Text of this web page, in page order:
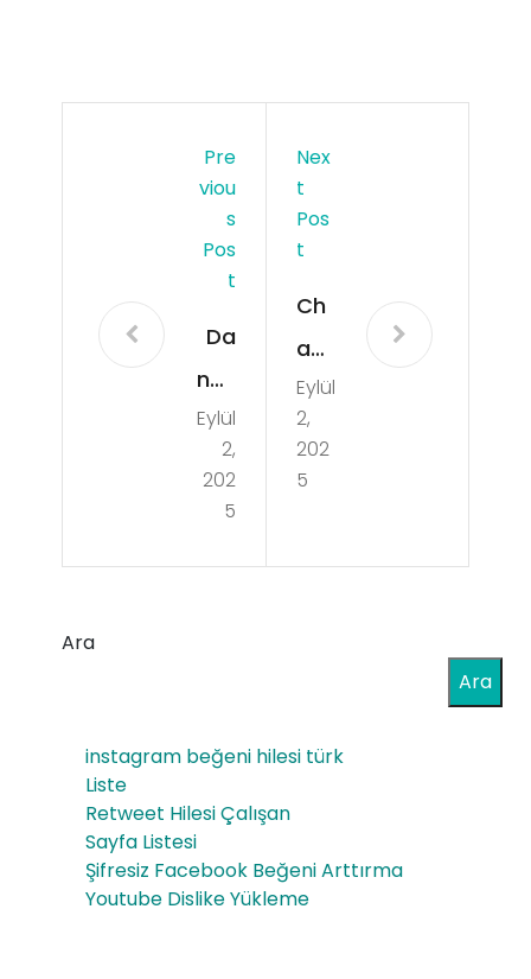
Pre
Viou
S
Pos
T
Da
nne
ma
nn
Mo
er
Sig
o –
Eylül
2,
202
5
Nex
T
Pos
T
Ch
ap
ma
n
End
s
Sli
m
Eylül
2,
202
5
Ara
Ara
instagram beğeni hilesi türk
Liste
Retweet Hilesi Çalışan
Sayfa Listesi
Şifresiz Facebook Beğeni Arttırma
Youtube Dislike Yükleme